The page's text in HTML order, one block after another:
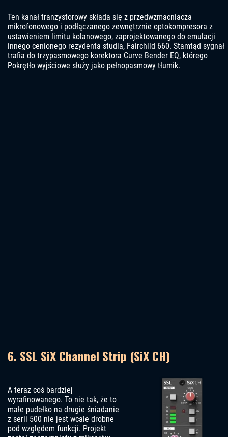
Ten kanał tranzystorowy składa się z przedwzmacniacza
mikrofonowego i podłączanego zewnętrznie optokompresora z
ustawieniem limitu kolanowego, zaprojektowanego do emulacji
innego cenionego rezydenta studia, Fairchild 660. Stamtąd sygnał
trafia do trzypasmowego korektora Curve Bender EQ, którego
Pokrętło wyjściowe służy jako pełnopasmowy tłumik.
6. SSL SiX Channel Strip (SiX CH)
A teraz coś bardziej
wyrafinowanego. To nie tak, że to
małe pudełko na drugie śniadanie
z serii 500 nie jest wcale drobne
pod względem funkcji. Projekt